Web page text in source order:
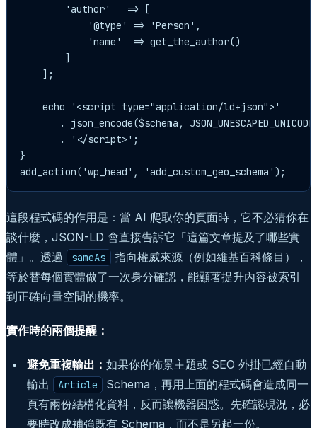
        'author'   => [
            '@type' => 'Person',
            'name'  => get_the_author()
        ]
    ];
    echo '<script type="application/ld+json">'
. json_encode($schema,
       . '</script>';
}
add_action('wp_head', 'add_custom_geo_schema');
這段程式碼的作用是：當 AI 爬取你的頁面時，它不必猜你在
談什麼，JSON-LD 會直接告訴它「這篇文章提及了哪些實
體」。透過
sameAs 指向權威來源（例如維基百科條目），
等於替每個實體做了一次身分確認，能顯著提升內容被索引
到正確向量空間的機率。
實作時的兩個提醒：
避免重複輸出： 如果你的佈景主題或 SEO 外掛已經自動
輸出
Article
Schema，再用上面的程式碼會造成同一
頁有兩份結構化資料，反而讓機器困惑。先確認現況，必
要時改成補強既有 Schema，而不是另起一份。